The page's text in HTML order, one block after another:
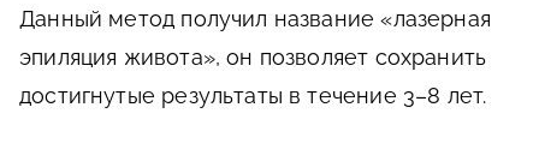
Данный метод получил название «лазерная
эпиляция живота», он позволяет сохранить
достигнутые результаты в течение 3–8 лет.